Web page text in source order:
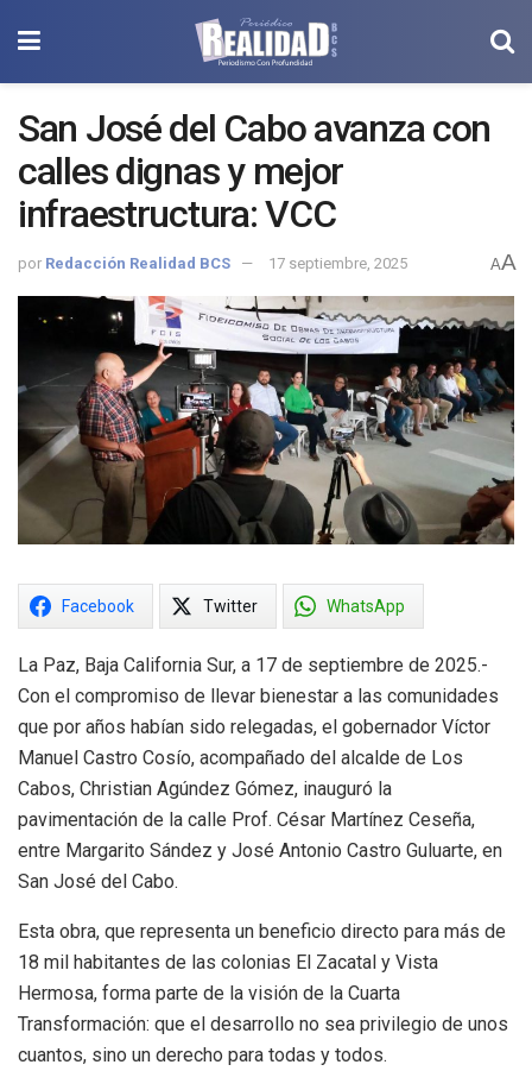
San José del Cabo avanza con
calles dignas y mejor
infraestructura: VCC
por Redacción Realidad BCS 17 septiembre, 2025 AA
Facebook Twitter WhatsApp
La Paz, Baja California Sur, a 17 de septiembre de 2025.-
Con el compromiso de llevar bienestar a las comunidades
que por años habían sido relegadas, el gobernador Víctor
Manuel Castro Cosío, acompañado del alcalde de Los
Cabos, Christian Agúndez Gómez, inauguró la
pavimentación de la calle Prof. César Martínez Ceseña,
entre Margarito Sández y José Antonio Castro Guluarte, en
San José del Cabo.
Esta obra, que representa un beneficio directo para más de
18 mil habitantes de las colonias El Zacatal y Vista
Hermosa, forma parte de la visión de la Cuarta
Transformación: que el desarrollo no sea privilegio de unos
cuantos, sino un derecho para todas y todos.